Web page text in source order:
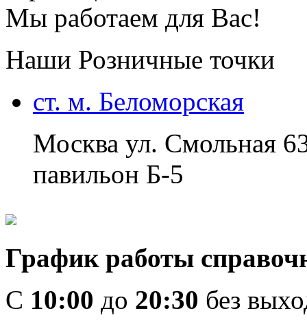
Мы работаем для Вас!
Наши Розничные точки
ст. м. Беломорская
Москва ул. Смольная
павильон Б-5
График работы
C 10:00 до 20:30 без